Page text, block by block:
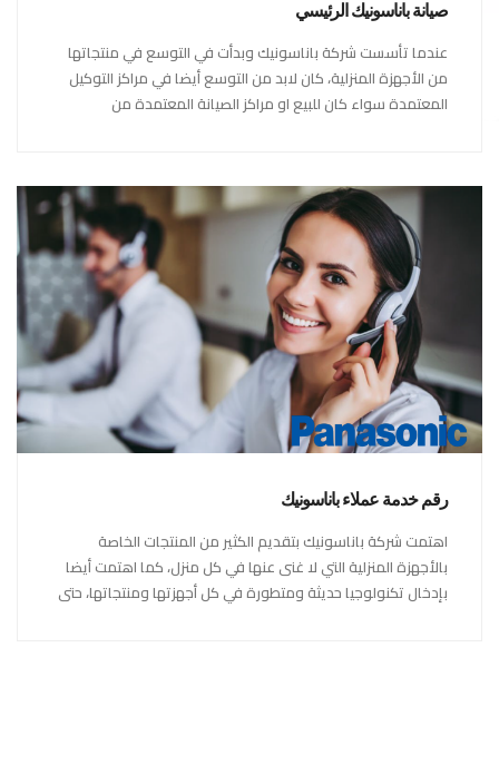
صيانة باناسونيك الرئيسي
عندما تأسست شركة باناسونيك وبدأت في التوسع في منتجاتها
من الأجهزة المنزلية، كان لابد من التوسع أيضا في مراكز التوكيل
المعتمدة سواء كان للبيع او مراكز الصيانة المعتمدة من
رقم خدمة عملاء باناسونيك
اهتمت شركة باناسونيك بتقديم الكثير من المنتجات الخاصة
بالأجهزة المنزلية التي لا غنى عنها في كل منزل، كما اهتمت أيضا
بإدخال تكنولوجيا حديثة ومتطورة في كل أجهزتها ومنتجاتها، حتى